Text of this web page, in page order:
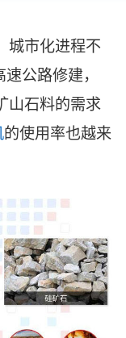
城市化进程不
公路修建，
山石料的需求
的使用率也越来